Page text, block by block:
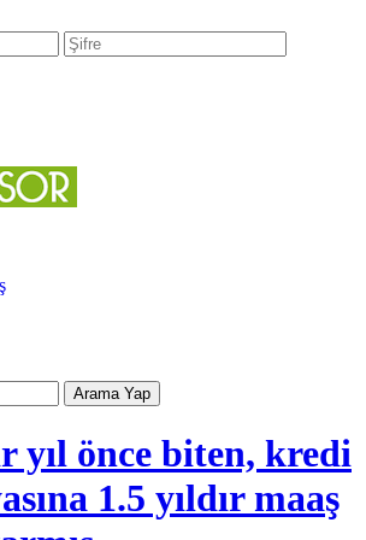
yıl önce biten, kredi
1.5 yıldır maaş